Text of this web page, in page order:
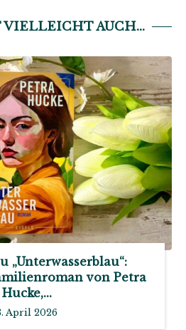
VIELLEICHT AUCH...
„Unterwasserblau“:
von Petra
Hucke,...
April 2026